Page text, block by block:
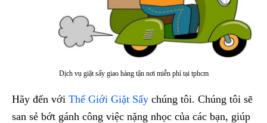
Dịch vụ giặt sấy giao hàng tận nơi miễn phí tại tphcm
Hãy đến với Thế Giới Giặt Sấy chúng tôi. Chúng tôi sẽ
san sẻ bớt gánh công việc nặng nhọc của các bạn, giúp